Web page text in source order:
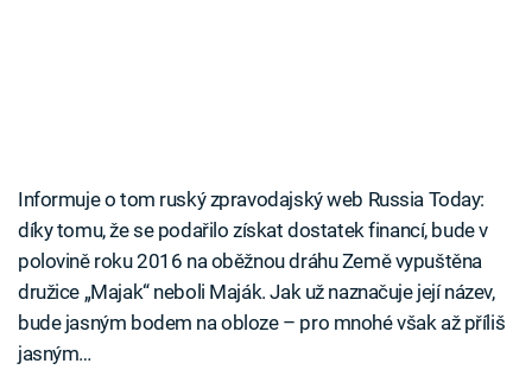
Informuje o tom ruský zpravodajský web Russia Today:
díky tomu, že se podařilo získat dostatek financí, bude v
polovině roku 2016 na oběžnou dráhu Země vypuštěna
družice „Majak“ neboli Maják. Jak už naznačuje její název,
bude jasným bodem na obloze – pro mnohé však až příliš
jasným…